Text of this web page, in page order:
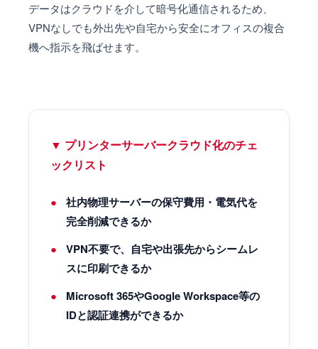
データはクラウドを介して暗号化通信されるため、
VPNなしでも外出先や自宅から安全にオフィスの複合
機へ指示を飛ばせます。
▼ プリンターサーバークラウド化のチェ
ックリスト
社内物理サーバーの保守費用・電気代を
完全削減できるか
VPN不要で、自宅や出張先からシームレ
スに印刷できるか
Microsoft 365やGoogle Workspace等の
IDと認証連携ができるか